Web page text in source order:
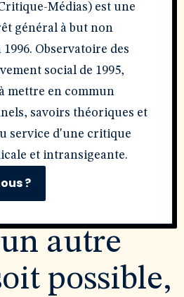
Médias) est une
général à but non
Observatoire des
social de 1995,
mettre en commun
savoirs théoriques et
service d'une critique
et intransigeante.
?
autre
possible,